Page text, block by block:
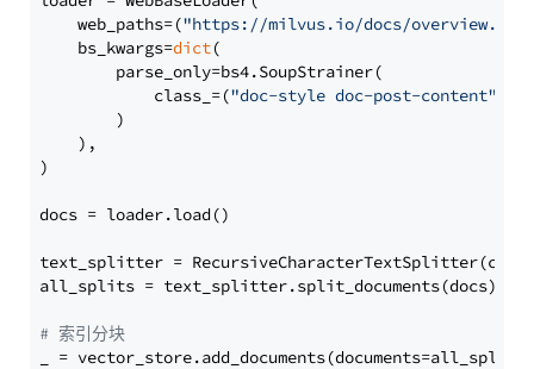
    web_paths=(
"https://milvus.io/docs/overview.md"
    bs_kwargs=
dict(
        parse_only=bs4.SoupStrainer(
            class_=(
"doc-style doc-post-content"
        )
    ),
)
docs = loader.load()
text_splitter =
all_splits = text_splitter.split_documents(docs)
# 索引分块
_ = vector_store.add_documents(documents=all_splits)